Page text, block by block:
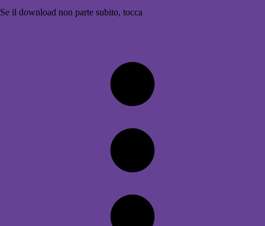
Se il download non parte subito, tocca